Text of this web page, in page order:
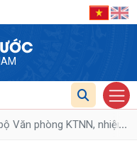
Văn phòng KTNN, nhiệm
...